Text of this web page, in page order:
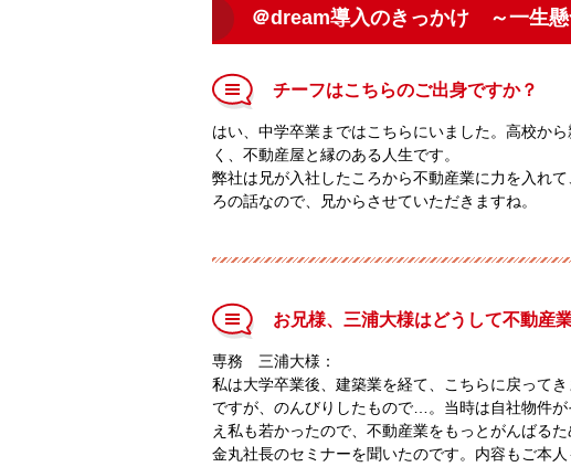
＠dream導入のきっかけ ～一生懸
チーフはこちらのご出身ですか？
はい、中学卒業まではこちらにいました。高校か
く、不動産屋と縁のある人生です。
弊社は兄が入社したころから不動産業に力を入れ
ろの話なので、兄からさせていただきますね。
お兄様、三浦大様はどうして不動産
専務 三浦大様：
私は大学卒業後、建築業を経て、こちらに戻って
ですが、のんびりしたもので…。当時は自社物件
え私も若かったので、不動産業をもっとがんばる
金丸社長のセミナーを聞いたのです。内容もご本